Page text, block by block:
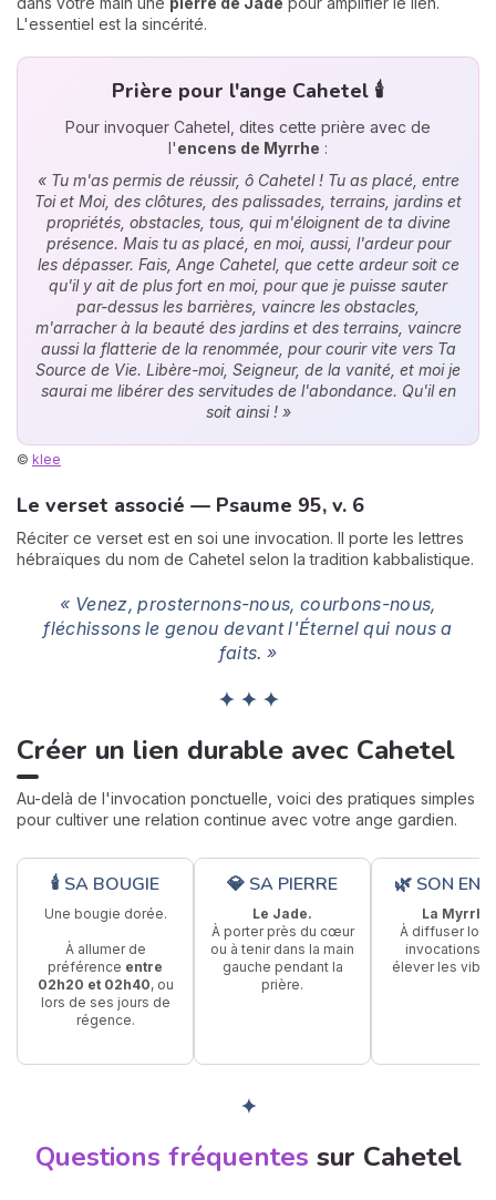
L'essentiel est la sincérité.
Prière pour l'ange Cahetel 🕯️
Pour invoquer Cahetel, dites cette prière avec de
l'encens de Myrrhe :
« Tu m'as permis de réussir, ô Cahetel ! Tu as placé, entre
Toi et Moi, des clôtures, des palissades, terrains, jardins et
propriétés, obstacles, tous, qui m'éloignent de ta divine
présence. Mais tu as placé, en moi, aussi, l'ardeur pour
les dépasser. Fais, Ange Cahetel, que cette ardeur soit ce
qu'il y ait de plus fort en moi, pour que je puisse sauter
par-dessus les barrières, vaincre les obstacles,
m'arracher à la beauté des jardins et des terrains, vaincre
aussi la flatterie de la renommée, pour courir vite vers Ta
Source de Vie. Libère-moi, Seigneur, de la vanité, et moi je
saurai me libérer des servitudes de l'abondance. Qu'il en
soit ainsi ! »
© klee
Le verset associé — Psaume 95, v. 6
Réciter ce verset est en soi une invocation. Il porte les lettres
hébraïques du nom de Cahetel selon la tradition kabbalistique.
« Venez, prosternons-nous, courbons-nous,
fléchissons le genou devant l'Éternel qui nous a
faits. »
✦ ✦ ✦
Créer un lien durable avec Cahetel
Au-delà de l'invocation ponctuelle, voici des pratiques simples
pour cultiver une relation continue avec votre ange gardien.
🕯 SA BOUGIE
Une bougie dorée.
À allumer de
préférence entre
02h20 et 02h40, ou
lors de ses jours de
régence.
💎 SA PIERRE
Le Jade.
À porter près du cœur
ou à tenir dans la main
gauche pendant la
prière.
🌿 SON
La
À diffuser lors
invocations
élever les
✦
Questions fréquentes sur Cahetel